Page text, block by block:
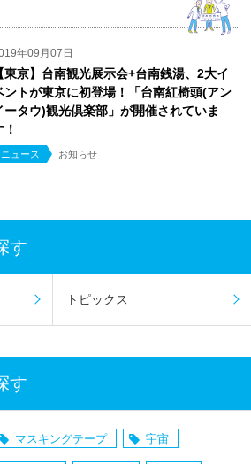
年09月07日
【東京】台南観光展示会+台南銭湯、2大イ
ントが東京に初登場！「台南紅椅頭(アン
ータウ)観光倶楽部」が開催されていま
！
ニュース お知らせ
す
トピックス
す
マスキングテープ 宇宙